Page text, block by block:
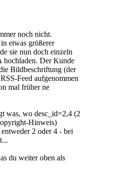
noch nicht.
etwas größerer
sie nun doch einzeln
hochladen. Der Kunde
Bildbeschriftung (der
Feed aufgenommen
mal früher ne
was, wo desc_id=2,4 (2
Hinweis)
2 oder 4 - bei
du weiter oben als